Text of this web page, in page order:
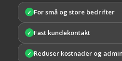
✓ For små og store bedrifter
✓ Fast kundekontakt
✓ Reduser kostnader og